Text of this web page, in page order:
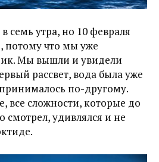
семь утра, но 10 февраля
потому что мы уже
Мы вышли и увидели
рассвет, вода была уже
по-другому.
все сложности, которые до
смотрел, удивлялся и не